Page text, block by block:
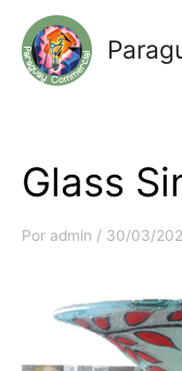
contenido
Glass
Por admin / 30/03/